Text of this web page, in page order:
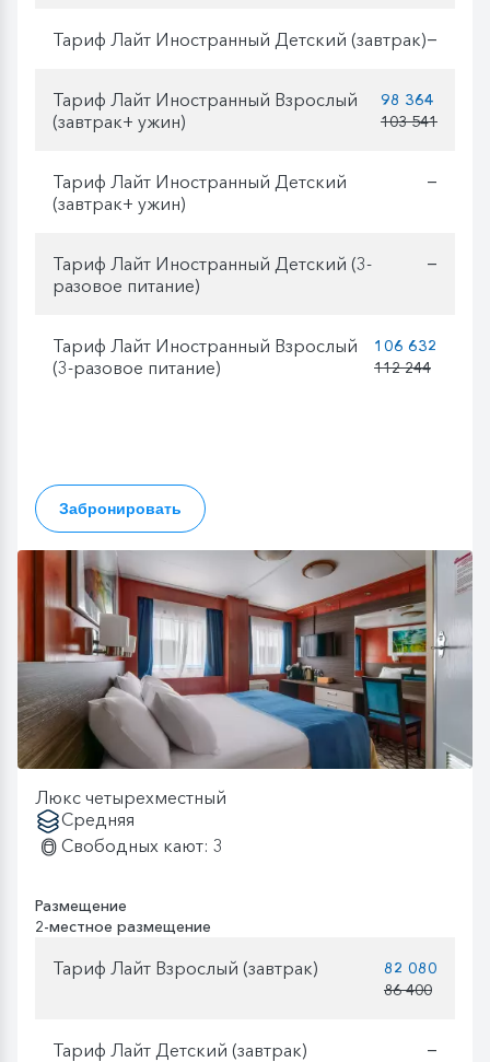
Тариф Лайт Иностранный Детский (завтрак)—
Тариф Лайт Иностранный Взрослый
(завтрак+ ужин)
98 364
103 541
Тариф Лайт Иностранный Детский
(завтрак+ ужин)
—
Тариф Лайт Иностранный Детский (3-
разовое питание)
—
Тариф Лайт Иностранный Взрослый
(3-разовое питание)
106 632
112 244
Забронировать
Люкс четырехместный
Средняя
Свободных кают: 3
Размещение
2-местное размещение
Тариф Лайт Взрослый (завтрак)
82 080
86 400
Тариф Лайт Детский (завтрак) —